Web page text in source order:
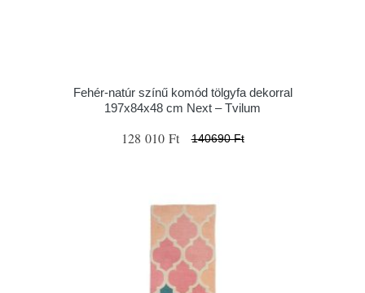
Fehér-natúr színű komód tölgyfa dekorral
197x84x48 cm Next – Tvilum
128 010 Ft 140690 Ft